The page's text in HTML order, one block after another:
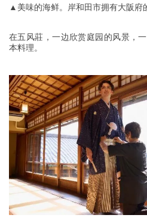
▲美味的海鲜。岸和田市拥有大阪府
在五风莊，一边欣赏庭园的风景，
本料理。